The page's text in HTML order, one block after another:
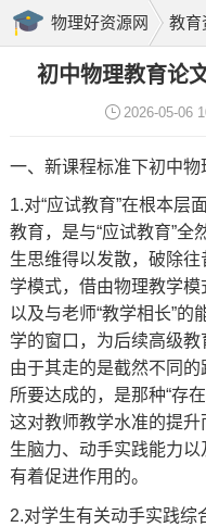
物理好资源网 教育
初中物理教育论
2026-05-06
一、新课程标准下初中物
1.对“应试教育”在根本层
教育，是与“应试教育”
生思维得以发散，破除往
学模式，借由物理教学
以及与老师“教学相长”
学的窗口，为后续高级教
由于其走的是截然不同的
所要达成的，是那种“存
这对教师教学水准的提
生脑力、动手实践能力
有着促进作用的。
2.对学生有关动手实践综